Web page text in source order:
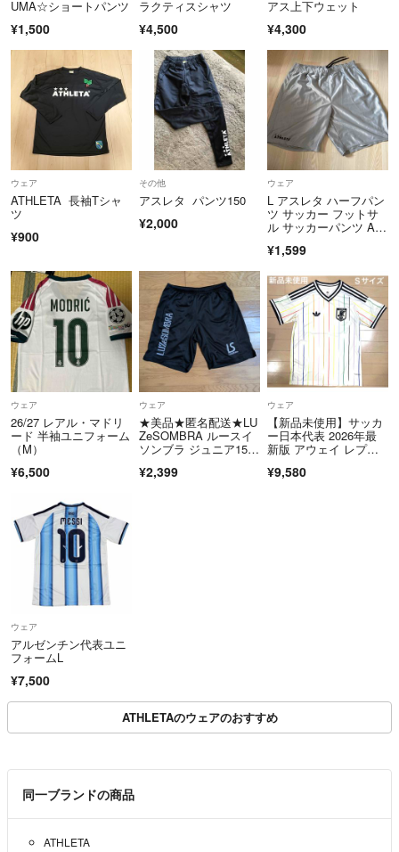
UMA☆ショートパンツ
¥1,500
ラクティスシャツ
¥4,500
アス上下ウェット
¥4,300
ウェア
ATHLETA 長袖Tシャ
ツ
¥900
その他
アスレタ パンツ150
¥2,000
ウェア
L アスレタ ハーフパン
ツ サッカー フットサ
ル サッカーパンツ AT
¥1,599
ウェア
26/27 レアル・マドリ
ード 半袖ユニフォーム
（M）
¥6,500
ウェア
★美品★匿名配送★LU
ZeSOMBRA ルースイ
ソンブラ ジュニア150
ダードプラパンツ F19
¥2,399
ウェア
【新品未使用】サッカ
ー日本代表 2026年最
新版 アウェイ レプリ
¥9,580
ウェア
アルゼンチン代表ユニ
フォームL
¥7,500
ATHLETAのウェアのおすすめ
同一ブランドの商品
ATHLETA